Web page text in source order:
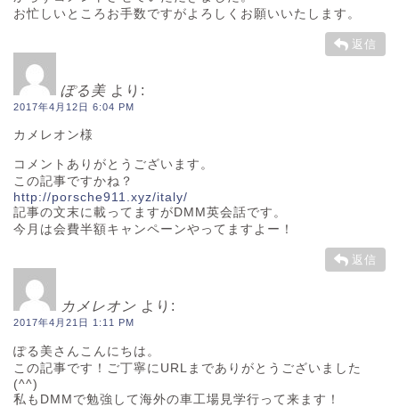
お忙しいところお手数ですがよろしくお願いいたします。
返信
ぽる美 より:
2017年4月12日 6:04 PM
カメレオン様
コメントありがとうございます。
この記事ですかね？
http://porsche911.xyz/italy/
記事の文末に載ってますがDMM英会話です。
今月は会費半額キャンペーンやってますよー！
返信
カメレオン より:
2017年4月21日 1:11 PM
ぽる美さんこんにちは。
この記事です！ご丁寧にURLまでありがとうございました
(^^)
私もDMMで勉強して海外の車工場見学行って来ます！